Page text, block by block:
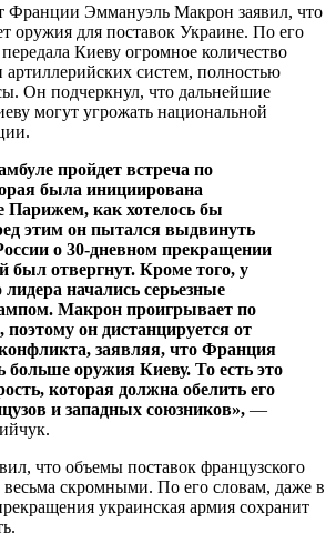
Франции Эммануэль Макрон заявил, что
оружия для поставок Украине. По его
Киеву огромное количество
артиллерийских систем, полностью
Он подчеркнул, что дальнейшие
могут угрожать национальной
пройдет встреча по
была инициирована
Парижем, как хотелось бы
этим он пытался выдвинуть
о 30-дневном прекращении
был отвергнут. Кроме того, у
лидера начались серьезные
Макрон проигрывает по
поэтому он дистанцируется от
заявляя, что Франция
больше оружия Киеву. То есть это
которая должна обелить его
и западных союзников», —
что объемы поставок французского
скромными. По его словам, даже в
украинская армия сохранит